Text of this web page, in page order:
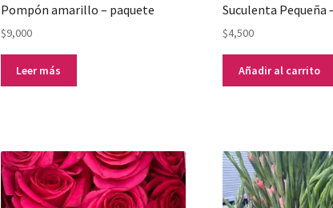
Pompón amarillo – paquete
$9,000
Leer más
Suculenta Pequeña
$4,500
Añadir al carrito